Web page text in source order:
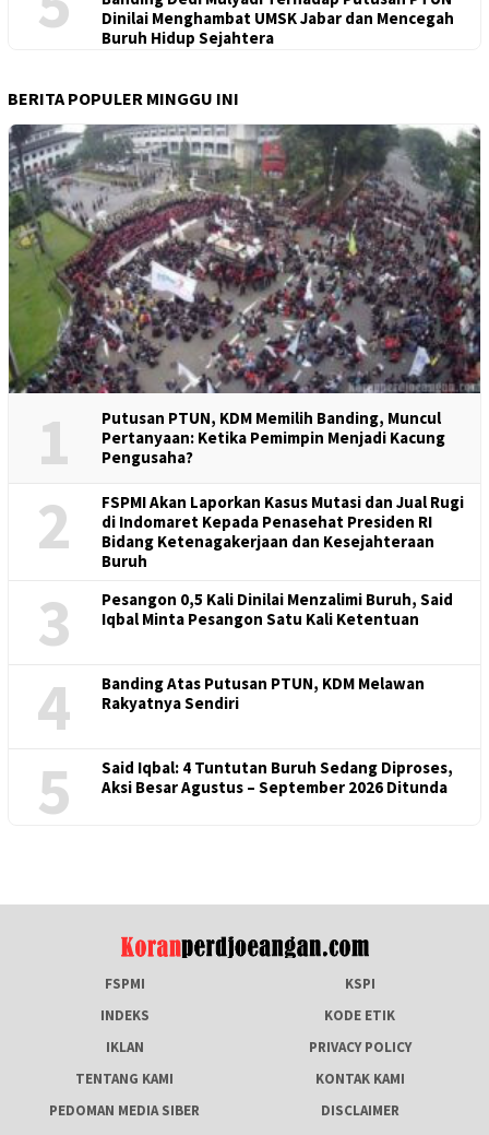
Dinilai Menghambat UMSK Jabar dan Mencegah
Buruh Hidup Sejahtera
BERITA POPULER MINGGU INI
1
Putusan PTUN, KDM Memilih Banding, Muncul
Pertanyaan: Ketika Pemimpin Menjadi Kacung
Pengusaha?
2
FSPMI Akan Laporkan Kasus Mutasi dan Jual Rugi
di Indomaret Kepada Penasehat Presiden RI
Bidang Ketenagakerjaan dan Kesejahteraan
Buruh
3
Pesangon 0,5 Kali Dinilai Menzalimi Buruh, Said
Iqbal Minta Pesangon Satu Kali Ketentuan
4
Banding Atas Putusan PTUN, KDM Melawan
Rakyatnya Sendiri
5
Said Iqbal: 4 Tuntutan Buruh Sedang Diproses,
Aksi Besar Agustus – September 2026 Ditunda
FSPMI
KSPI
INDEKS
KODE ETIK
IKLAN
PRIVACY POLICY
TENTANG KAMI
KONTAK KAMI
PEDOMAN MEDIA SIBER
DISCLAIMER